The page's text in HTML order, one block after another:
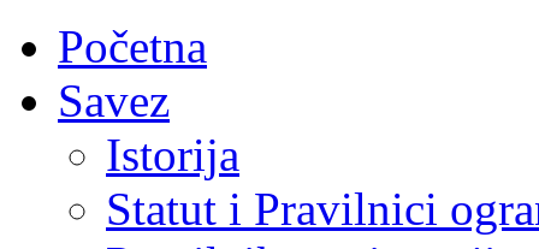
Početna
Savez
Istorija
Statut i Pravilnici